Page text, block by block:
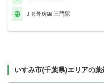
ＪＲ外房線 三門駅
いすみ市(千葉県)エリアの薬